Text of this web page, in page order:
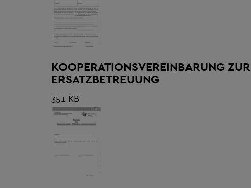
KOOPERATIONSVEREINBARUNG ZUR
ERSATZBETREUUNG
351 KB